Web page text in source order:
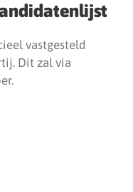
vastgesteld
Dit zal via